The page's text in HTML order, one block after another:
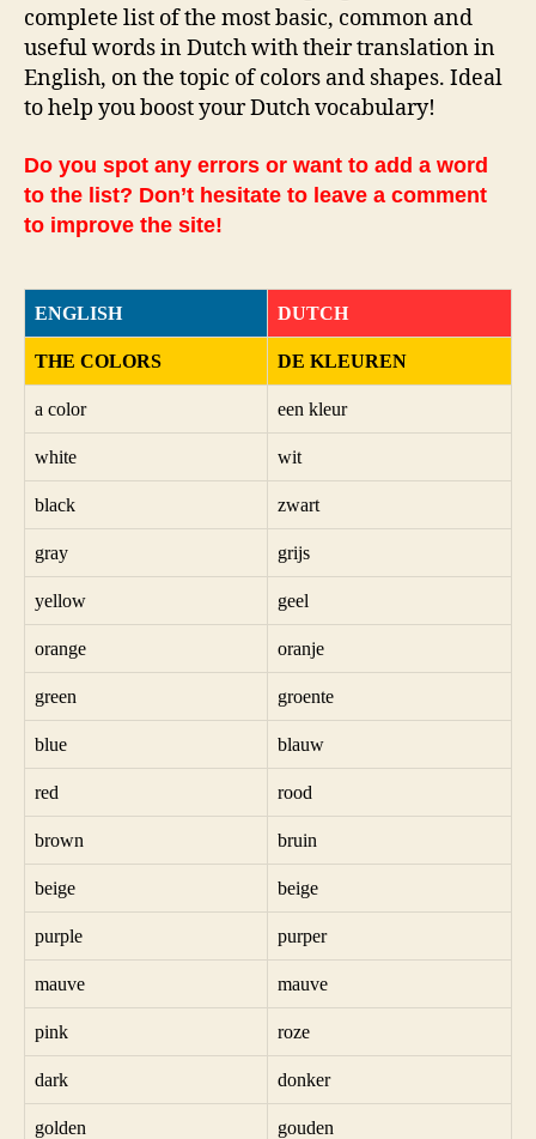
complete list of the most basic, common and
useful words in Dutch with their translation in
English, on the topic of colors and shapes. Ideal
to help you boost your Dutch vocabulary!
Do you spot any errors or want to add a word
to the list? Don’t hesitate to leave a comment
to improve the site!
ENGLISH DUTCH
THE COLORS DE KLEUREN
a color een kleur
white wit
black zwart
gray grijs
yellow geel
orange oranje
green groente
blue blauw
red rood
brown bruin
beige beige
purple purper
mauve mauve
pink roze
dark donker
golden gouden